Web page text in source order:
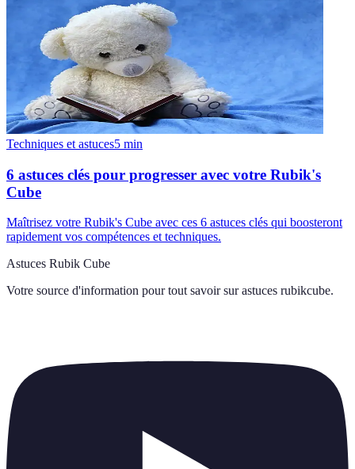
Techniques et astuces5 min
6 astuces clés pour progresser avec votre Rubik's
Cube
Maîtrisez votre Rubik's Cube avec ces 6 astuces clés qui boosteront
rapidement vos compétences et techniques.
Astuces Rubik Cube
Votre source d'information pour tout savoir sur astuces rubikcube.